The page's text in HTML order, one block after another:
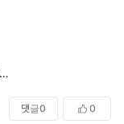
댓글0 0